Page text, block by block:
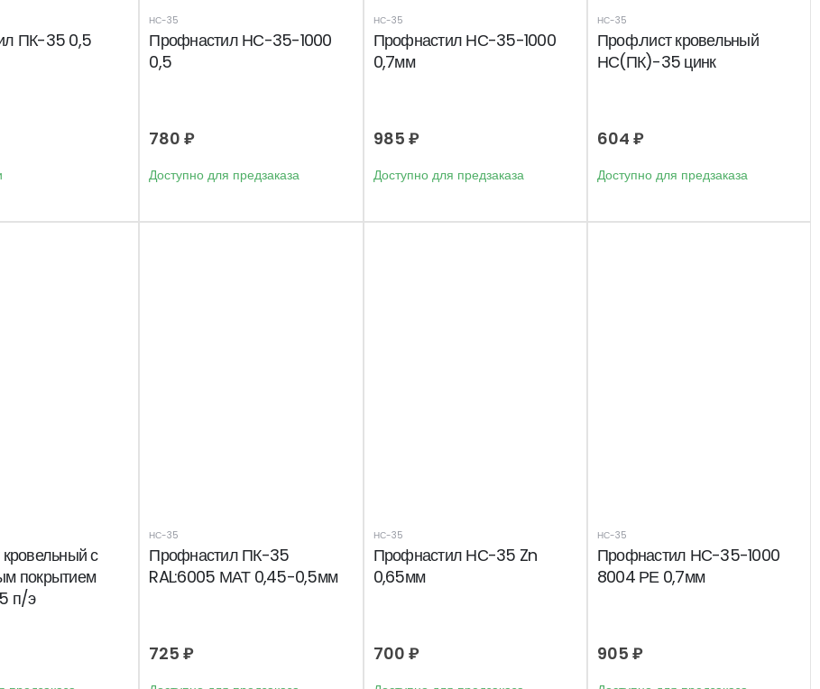
ПК-35 0,5
НС-35
Профнастил НС-35-1000
0,5
780₽
Доступно для предзаказа
НС-35
Профнастил НС-35-1000
0,7мм
985 ₽
Доступно для предзаказа
НС-35
Проф.лист кровельный
НС(ПК)-35 цинк
604 ₽
Доступно для предзаказа
с
покрытием
п/э
НС-35
Профнастил ПК-35
RAL:6005 МАТ 0,45-0,5мм
725₽
НС-35
Профнастил НС-35 Zn
0,65мм
700 ₽
НС-35
Профнастил НС-35-1000
8004 РЕ 0,7мм
905 ₽